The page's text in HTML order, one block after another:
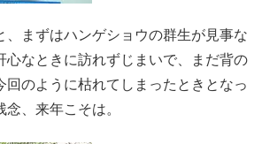
、まずはハンゲショウの群生が見事な
心なときに訪れずじまいで、まだ背の
回のように枯れてしまったときとなっ
、来年こそは。